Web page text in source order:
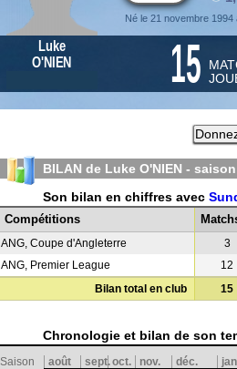
Né le 21 novembre
Luke
O'NIEN
15
BILAN de Luke O'NIEN - saison
Son bilan en chiffres avec
Compétitions
ANG, Coupe d'Angleterre 3
ANG, Premier League
12
Bilan total en club
15
Chronologie et bilan de son
Saison août sept.oct. nov. déc.